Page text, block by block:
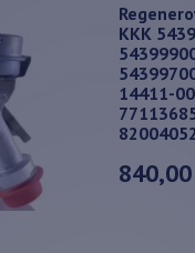
KKK
14411-
840,00